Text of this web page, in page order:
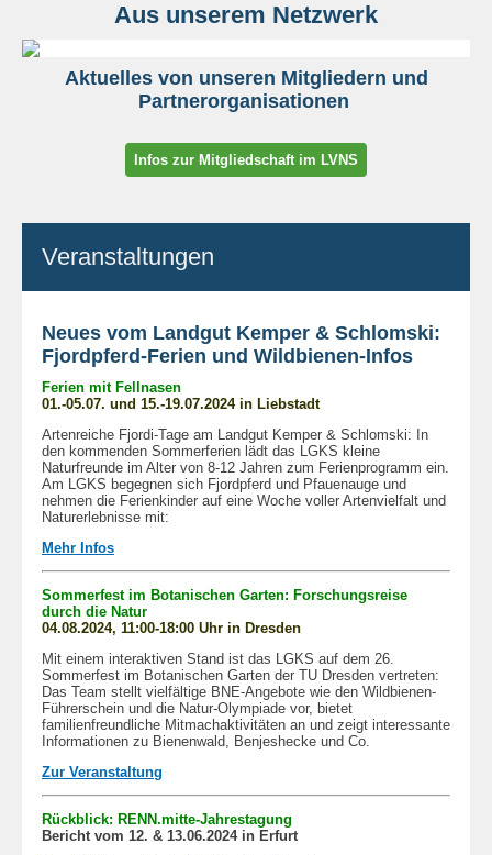
Aus unserem Netzwerk
Aktuelles von unseren Mitgliedern und
Partnerorganisationen
Infos zur Mitgliedschaft im LVNS
Veranstaltungen
Neues vom Landgut Kemper & Schlomski:
Fjordpferd-Ferien und Wildbienen-Infos
Ferien mit Fellnasen
01.-05.07. und 15.-19.07.2024 in Liebstadt
Artenreiche Fjordi-Tage am Landgut Kemper & Schlomski: In
den kommenden Sommerferien lädt das LGKS kleine
Naturfreunde im Alter von 8-12 Jahren zum Ferienprogramm ein.
Am LGKS begegnen sich Fjordpferd und Pfauenauge und
nehmen die Ferienkinder auf eine Woche voller Artenvielfalt und
Naturerlebnisse mit:
Mehr Infos
Sommerfest im Botanischen Garten: Forschungsreise
durch die Natur
04.08.2024, 11:00-18:00 Uhr in Dresden
Mit einem interaktiven Stand ist das LGKS auf dem 26.
Sommerfest im Botanischen Garten der TU Dresden vertreten:
Das Team stellt vielfältige BNE-Angebote wie den Wildbienen-
Führerschein und die Natur-Olympiade vor, bietet
familienfreundliche Mitmachaktivitäten an und zeigt interessante
Informationen zu Bienenwald, Benjeshecke und Co.
Zur Veranstaltung
Rückblick: RENN.mitte-Jahrestagung
Bericht vom 12. & 13.06.2024 in Erfurt